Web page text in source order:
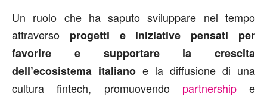
Un ruolo che ha saputo sviluppare nel tempo
attraverso progetti e iniziative pensati per
favorire e supportare la crescita
dell’ecosistema italiano e la diffusione di una
cultura fintech, promuovendo partnershipe